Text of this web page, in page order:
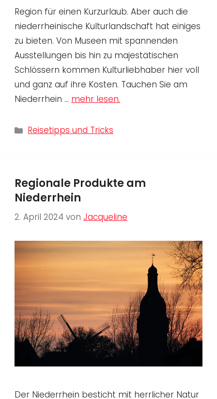
Region für einen Kurzurlaub. Aber auch die
niederrheinische Kulturlandschaft hat einiges
zu bieten. Von Museen mit spannenden
Ausstellungen bis hin zu majestätischen
Schlössern kommen Kulturliebhaber hier voll
und ganz auf ihre Kosten. Tauchen Sie am
Niederrhein … mehr lesen.
Kategorien
Reisetipps und Tricks
Regionale Produkte am
Niederrhein
2. April 2024 von Jacqueline
Der Niederrhein besticht mit herrlicher Natur